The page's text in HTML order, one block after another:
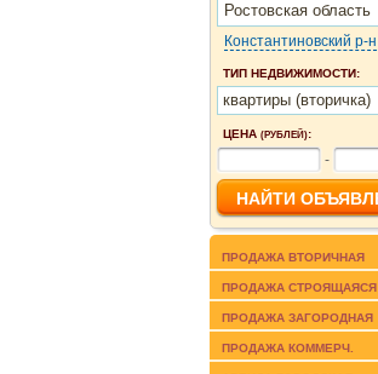
Ростовская область
Константиновский р-н
ТИП НЕДВИЖИМОСТИ:
квартиры (вторичка)
ЦЕНА (РУБЛЕЙ):
-
ПРОДАЖА ВТОРИЧНАЯ
ПРОДАЖА СТРОЯЩАЯСЯ
ПРОДАЖА ЗАГОРОДНАЯ
ПРОДАЖА КОММЕРЧ.